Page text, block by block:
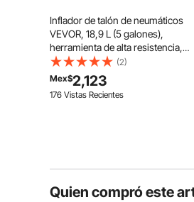
Inflador de talón de neumáticos
VEVOR, 18,9 L (5 galones),
herramienta de alta resistencia,
presión de funcionamiento de 87-
116 PSI, inflador de gatillo
neumático para camionetas,
camiones, cuatrimotos, jeeps,
(2)
Mex$2,123
176 Vistas Recientes
Quien compró este